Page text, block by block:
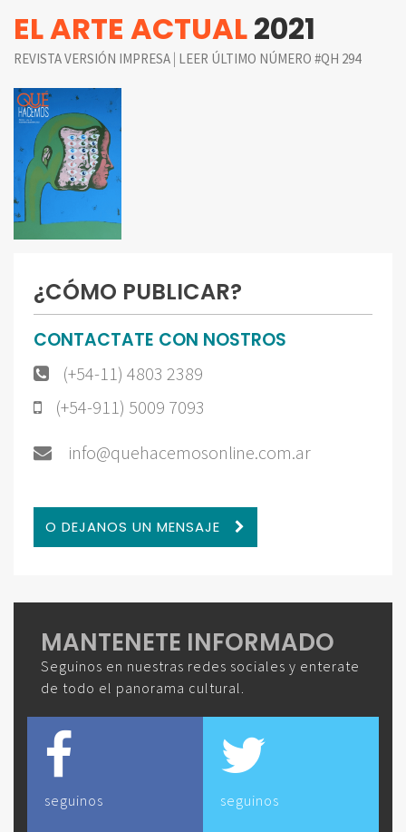
EL ARTE ACTUAL2021
REVISTA VERSIÓN IMPRESA | LEER ÚLTIMO NÚMERO #QH 294
¿CÓMO PUBLICAR?
CONTACTATE CON NOSTROS
(+54-11) 4803 2389
(+54-911) 5009 7093
info@quehacemosonline.com.ar
O DEJANOS UN MENSAJE
MANTENETE INFORMADO
Seguinos en nuestras redes sociales y enterate
de todo el panorama cultural.
seguinos seguinos